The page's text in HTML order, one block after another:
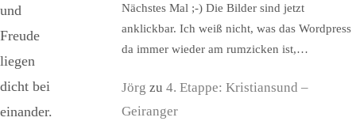
und
Freude
liegen
dicht bei
einander.
Nächstes Mal ;-) Die Bilder sind jetzt
anklickbar. Ich weiß nicht, was das Wordpress
da immer wieder am rumzicken ist,…
Jörg zu 4. Etappe: Kristiansund –
Geiranger